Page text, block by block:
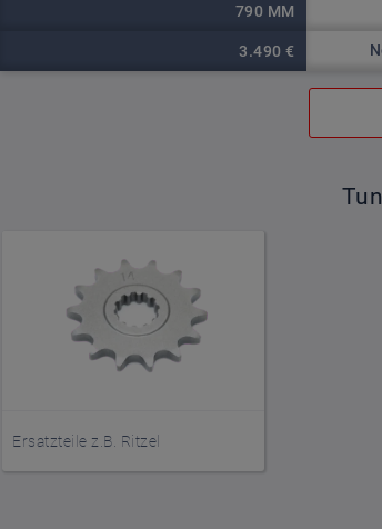
790 MM
3.490 €
Ersatzteile z.B. Ritzel